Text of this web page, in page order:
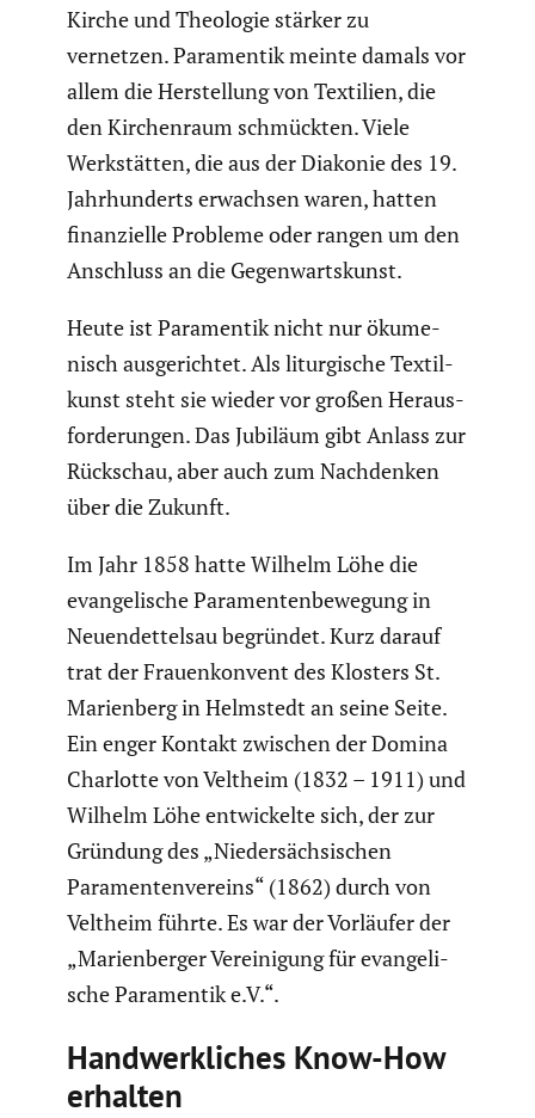
Kirche und Theologie stärker zu
vernetzen. Paramentik meinte damals vor
allem die Herstel­lung von Textilien, die
den Kirchen­raum schmückten. Viele
Werkstätten, die aus der Diakonie des 19.
Jahrhun­derts erwachsen waren, hatten
finan­zi­elle Probleme oder rangen um den
Anschluss an die Gegen­warts­kunst.
Heute ist Paramentik nicht nur ökume­
nisch ausge­richtet. Als litur­gi­sche Textil­
kunst steht sie wieder vor großen Heraus­
for­de­rungen. Das Jubiläum gibt Anlass zur
Rückschau, aber auch zum Nachdenken
über die Zukunft.
Im Jahr 1858 hatte Wilhelm Löhe die
evange­li­sche Paramen­ten­be­we­gung in
Neuen­det­telsau begründet. Kurz darauf
trat der Frauen­kon­vent des Klosters St.
Marien­berg in Helmstedt an seine Seite.
Ein enger Kontakt zwischen der Domina
Charlotte von Veltheim (1832 – 1911) und
Wilhelm Löhe entwi­ckelte sich, der zur
Gründung des „Nieder­säch­si­schen
Paramen­ten­ver­eins“ (1862) durch von
Veltheim führte. Es war der Vorläufer der
„Marien­berger Verei­ni­gung für evange­li­
sche Paramentik e.V.“.
Handwerk­li­ches Know-How
erhalten